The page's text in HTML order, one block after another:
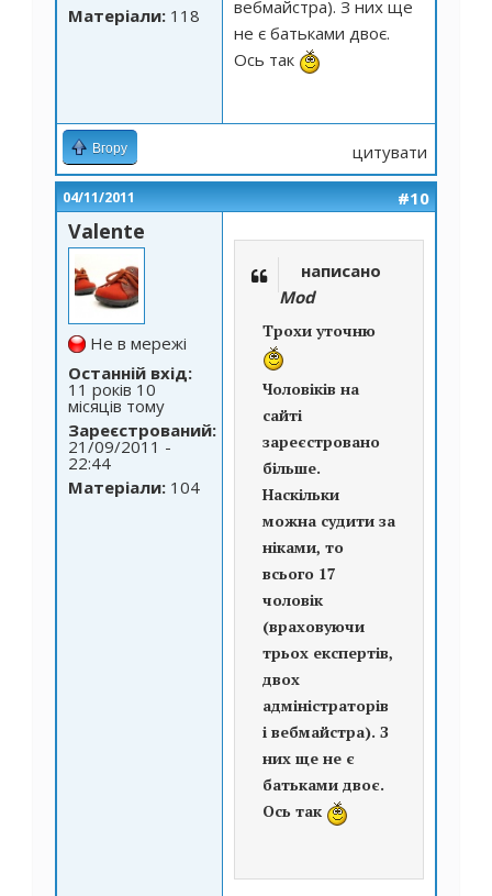
Матеріали: 118
вебмайстра). З них ще
не є батьками двоє.
Ось так
Вгору цитувати
04/11/2011 #10
Valente
Не в мережі
Останній вхід:
11 років 10
місяців тому
Зареєстрований:
21/09/2011 -
22:44
Матеріали: 104
написано
Mod
Трохи уточню
Чоловіків на
сайті
зареєстровано
більше.
Наскільки
можна судити за
ніками, то
всього 17
чоловік
(враховуючи
трьох експертів,
двох
адміністраторів
і вебмайстра). З
них ще не є
батьками двоє.
Ось так